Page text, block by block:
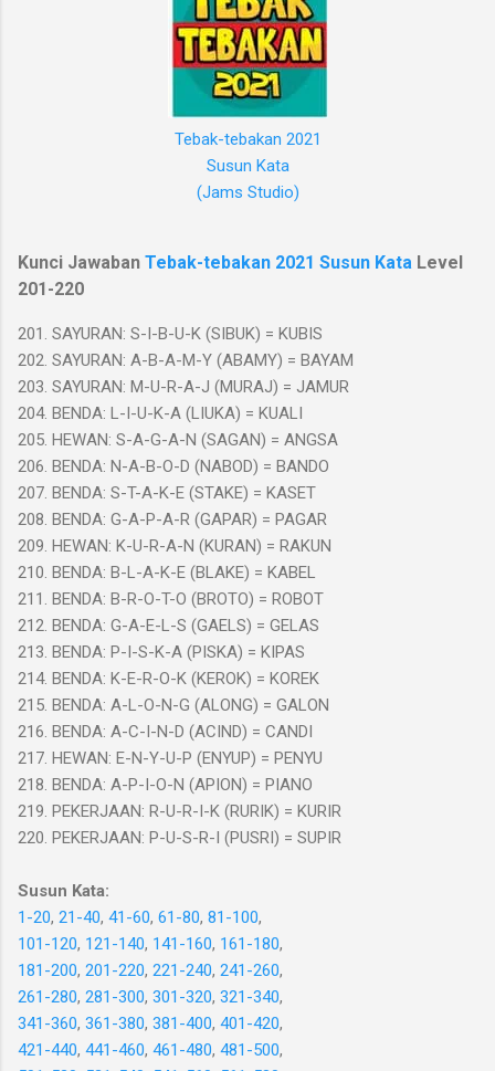
Tebak-tebakan 2021
Susun Kata
(Jams Studio)
Kunci Jawaban Tebak-tebakan 2021 Susun Kata Level
201-220
201. SAYURAN: S-I-B-U-K (SIBUK) = KUBIS
202. SAYURAN: A-B-A-M-Y (ABAMY) = BAYAM
203. SAYURAN: M-U-R-A-J (MURAJ) = JAMUR
204. BENDA: L-I-U-K-A (LIUKA) = KUALI
205. HEWAN: S-A-G-A-N (SAGAN) = ANGSA
206. BENDA: N-A-B-O-D (NABOD) = BANDO
207. BENDA: S-T-A-K-E (STAKE) = KASET
208. BENDA: G-A-P-A-R (GAPAR) = PAGAR
209. HEWAN: K-U-R-A-N (KURAN) = RAKUN
210. BENDA: B-L-A-K-E (BLAKE) = KABEL
211. BENDA: B-R-O-T-O (BROTO) = ROBOT
212. BENDA: G-A-E-L-S (GAELS) = GELAS
213. BENDA: P-I-S-K-A (PISKA) = KIPAS
214. BENDA: K-E-R-O-K (KEROK) = KOREK
215. BENDA: A-L-O-N-G (ALONG) = GALON
216. BENDA: A-C-I-N-D (ACIND) = CANDI
217. HEWAN: E-N-Y-U-P (ENYUP) = PENYU
218. BENDA: A-P-I-O-N (APION) = PIANO
219. PEKERJAAN: R-U-R-I-K (RURIK) = KURIR
220. PEKERJAAN: P-U-S-R-I (PUSRI) = SUPIR
Susun Kata:
1-20, 21-40, 41-60, 61-80, 81-100,
101-120, 121-140, 141-160, 161-180,
181-200, 201-220, 221-240, 241-260,
261-280, 281-300, 301-320, 321-340,
341-360, 361-380, 381-400, 401-420,
421-440, 441-460, 461-480, 481-500,